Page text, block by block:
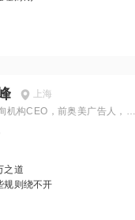
上海
机构CEO，前奥美广告人，
之道
规则绕不开